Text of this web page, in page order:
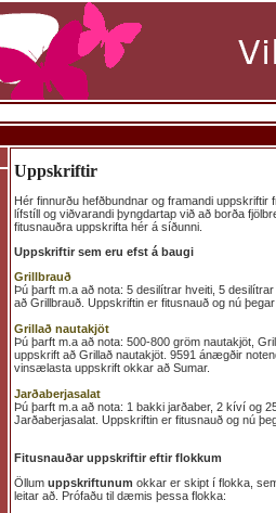
Uppskriftir
Hér finnurðu hefðbundnar og framandi uppskriftir
lífstíll og viðvarandi þyngdartap við að borða
fitusnauðra uppskrifta hér á síðunni.
Uppskriftir sem eru efst á baugi
Grillbrauð
Þú þarft m.a að nota: 5 desilítrar hveiti, 5
að Grillbrauð. Uppskriftin er fitusnauð og nú
Grillað nautakjöt
Þú þarft m.a að nota: 500-800 gröm nautakjöt,
uppskrift að Grillað nautakjöt. 9591 ánægðir
vinsælasta uppskrift okkar að Sumar.
Jarðaberjasalat
Þú þarft m.a að nota: 1 bakki jarðaber, 2 kíví og
Jarðaberjasalat. Uppskriftin er fitusnauð og nú
Fitusnauðar uppskriftir eftir flokkum
Öllum uppskriftunum okkar er skipt í flokka,
leitar að. Prófaðu til dæmis þessa flokka: